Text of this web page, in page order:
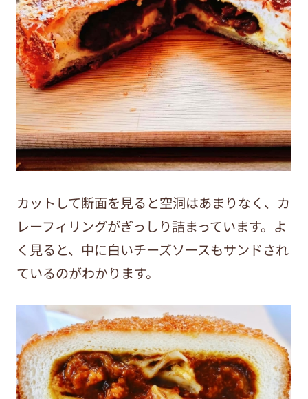
カットして断面を見ると空洞はあまりなく、カ
レーフィリングがぎっしり詰まっています。よ
く見ると、中に白いチーズソースもサンドされ
ているのがわかります。